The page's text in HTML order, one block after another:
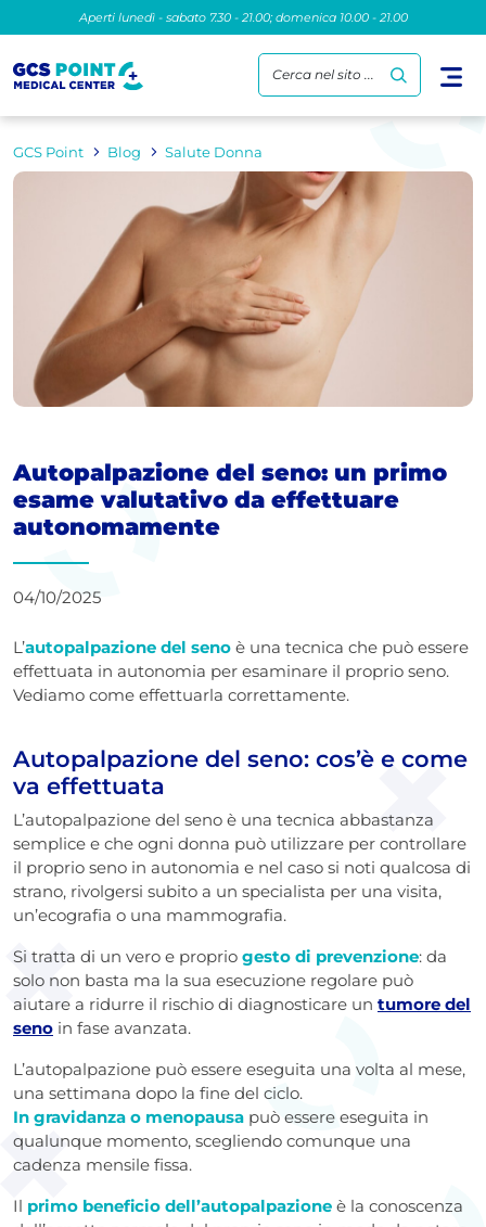
Aperti lunedì - sabato 7.30 - 21.00; domenica 10.00 - 21.00
Cerca nel sito ...
GCS Point Blog Salute Donna
Autopalpazione del seno: un primo
esame valutativo da effettuare
autonomamente
04/10/2025
L’autopalpazione del seno è una tecnica che può essere
effettuata in autonomia per esaminare il proprio seno.
Vediamo come effettuarla correttamente.
Autopalpazione del seno: cos’è e come
va effettuata
L’autopalpazione del seno è una tecnica abbastanza
semplice e che ogni donna può utilizzare per controllare
il proprio seno in autonomia e nel caso si noti qualcosa di
strano, rivolgersi subito a un specialista per una visita,
un’ecografia o una mammografia.
Si tratta di un vero e proprio gesto di prevenzione: da
solo non basta ma la sua esecuzione regolare può
aiutare a ridurre il rischio di diagnosticare un tumore del
seno in fase avanzata.
L’autopalpazione può essere eseguita una volta al mese,
una settimana dopo la fine del ciclo.
In gravidanza o menopausa può essere eseguita in
qualunque momento, scegliendo comunque una
cadenza mensile fissa.
Il primo beneficio dell’autopalpazione è la conoscenza